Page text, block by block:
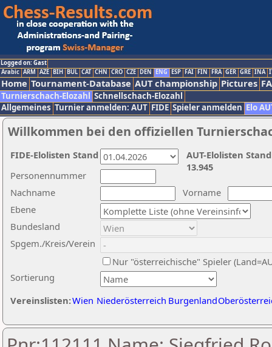
Logged on: Gast
Arabic ARM AZE BIH BUL CAT CHN CRO CZE DEN ENG ESP FAI FIN FRA GER GRE INA
Home Tournament-Database AUT championship Pictures
Turnierschach-Elozahl Schnellschach-Elozahl
Allgemeines Turnier anmelden: AUT FIDE Spieler anmelden Elo
Willkommen bei den offiziellen
Nachname
Vorname
Ebene
Sortierung
Personennummer
Bundesland
Spgem./Kreis/Verein
Nur "österreichische" Spieler
Vereinslisten:Wien Niederösterreich Burgenland
AUT-Elolisten
13.945
FIDE-Elolisten Stand